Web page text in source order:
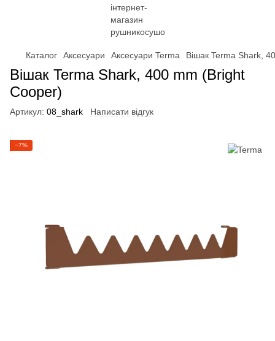
Каталог Аксесуари Аксесуари Terma Вішак Terma Shark,
Вішак Terma Shark, 400 mm (Bright
Cooper)
Артикул: 08_shark Написати відгук
−7%